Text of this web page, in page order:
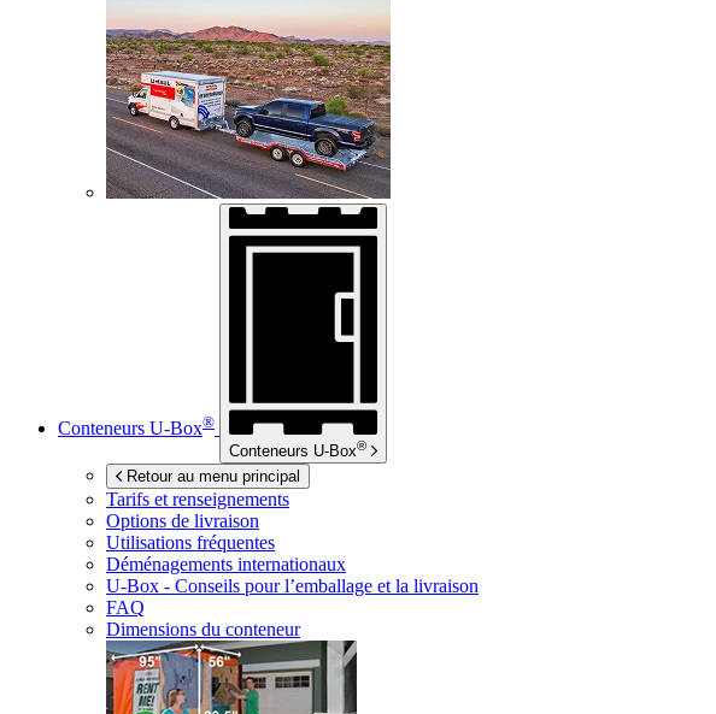
Conteneurs U-Box®
Conteneurs U-Box®
Retour au menu principal
Tarifs et renseignements
Options de livraison
Utilisations fréquentes
Déménagements internationaux
U-Box - Conseils pour l’emballage et la livraison
FAQ
Dimensions du conteneur